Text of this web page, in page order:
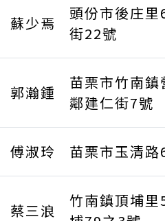
蘇少焉
頭份市後庄里
街22號
郭瀚鍾
苗栗市竹南鎮
鄰建仁街7號
傅淑玲 苗栗市玉清路
蔡三浪
竹南鎮頂埔里